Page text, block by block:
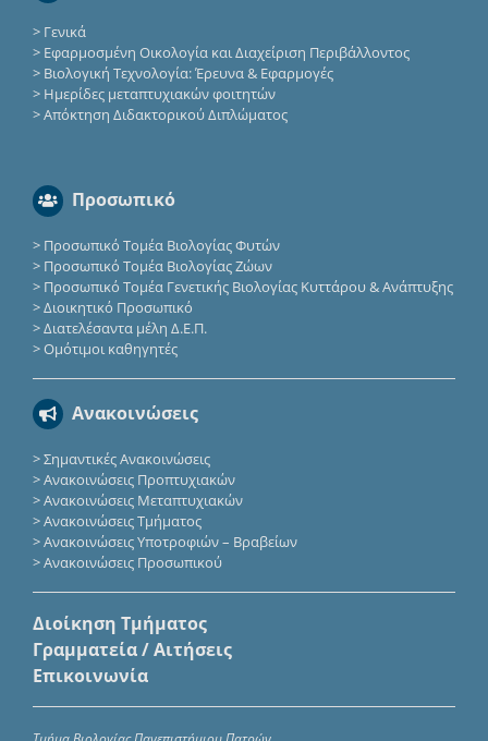
> Γενικά
> Εφαρμοσμένη Οικολογία και Διαχείριση Περιβάλλοντος
>Βιολογική Τεχνολογία: Έρευνα & Εφαρμογές
> Ημερίδες μεταπτυχιακών φοιτητών
>Απόκτηση Διδακτορικού Διπλώματος
Προσωπικό
> Προσωπικό Τομέα Βιολογίας Φυτών
> Προσωπικό Τομέα Βιολογίας Ζώων
> Προσωπικό Τομέα Γενετικής Βιολογίας Κυττάρου & Ανάπτυξης
>Διοικητικό Προσωπικό
>Διατελέσαντα μέλη Δ.Ε.Π.
>Ομότιμοι καθηγητές
Ανακοινώσεις
>Σημαντικές Ανακοινώσεις
>Ανακοινώσεις Προπτυχιακών
>Ανακοινώσεις Μεταπτυχιακών
>Ανακοινώσεις Τμήματος
>Ανακοινώσεις Υποτροφιών – Βραβείων
>Ανακοινώσεις Προσωπικού
Διοίκηση Τμήματος
Γραμματεία / Αιτήσεις
Επικοινωνία